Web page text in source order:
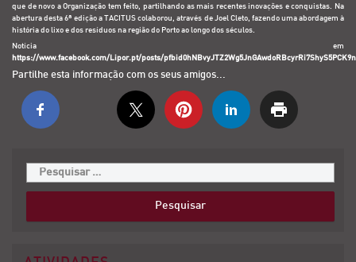
que de novo a Organização tem feito, partilhando as mais recentes inovações e conquistas. Na
abertura desta 6ª edição a TACITUS colaborou, através de Joel Cleto, fazendo uma abordagem à
história do lixo e dos resíduos na região do Porto ao longo dos séculos.
Notícia em
https://www.facebook.com/Lipor.pt/posts/
Partilhe esta informação com os seus amigos...